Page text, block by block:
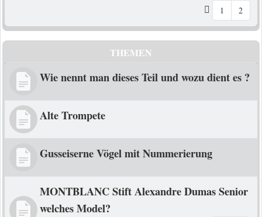
1 2
THEMEN
Wie nennt man dieses Teil und wozu dient es ?
Alte Trompete
Gusseiserne Vögel mit Nummerierung
MONTBLANC Stift Alexandre Dumas Senior
welches Model?